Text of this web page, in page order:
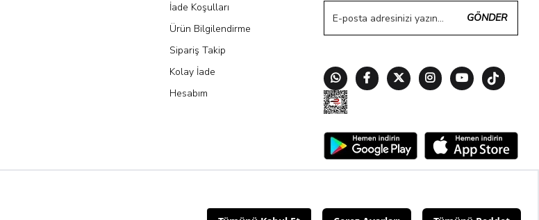
İade Koşulları
Ürün Bilgilendirme
Sipariş Takip
Kolay İade
Hesabım
GÖNDER